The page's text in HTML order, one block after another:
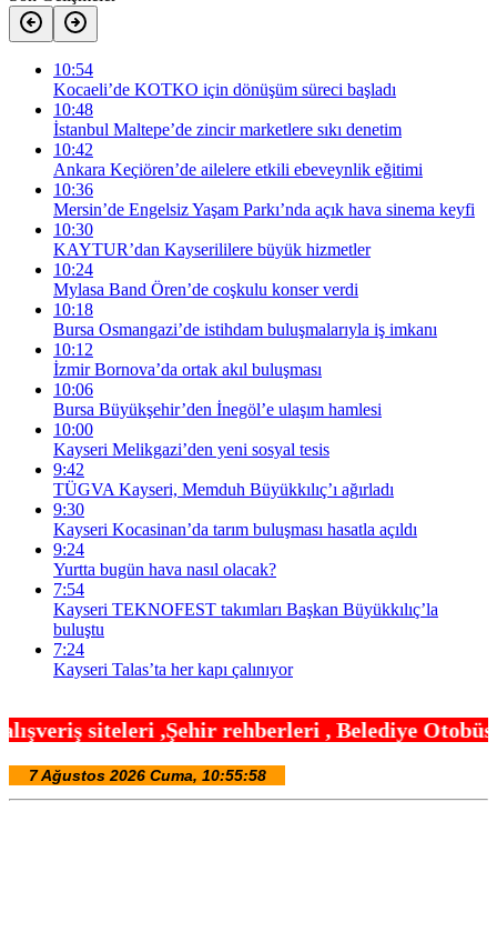
10:54
Kocaeli’de KOTKO için dönüşüm süreci başladı
10:48
İstanbul Maltepe’de zincir marketlere sıkı denetim
10:42
Ankara Keçiören’de ailelere etkili ebeveynlik eğitimi
10:36
Mersin’de Engelsiz Yaşam Parkı’nda açık hava sinema keyfi
10:30
KAYTUR’dan Kayserililere büyük hizmetler
10:24
Mylasa Band Ören’de coşkulu konser verdi
10:18
Bursa Osmangazi’de istihdam buluşmalarıyla iş imkanı
10:12
İzmir Bornova’da ortak akıl buluşması
10:06
Bursa Büyükşehir’den İnegöl’e ulaşım hamlesi
10:00
Kayseri Melikgazi’den yeni sosyal tesis
9:42
TÜGVA Kayseri, Memduh Büyükkılıç’ı ağırladı
9:30
Kayseri Kocasinan’da tarım buluşması hasatla açıldı
9:24
Yurtta bugün hava nasıl olacak?
7:54
Kayseri TEKNOFEST takımları Başkan Büyükkılıç’la
buluştu
7:24
Kayseri Talas’ta her kapı çalınıyor
,Şehir rehberleri , Belediye